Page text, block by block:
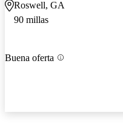
Roswell, GA
90 millas
Buena oferta